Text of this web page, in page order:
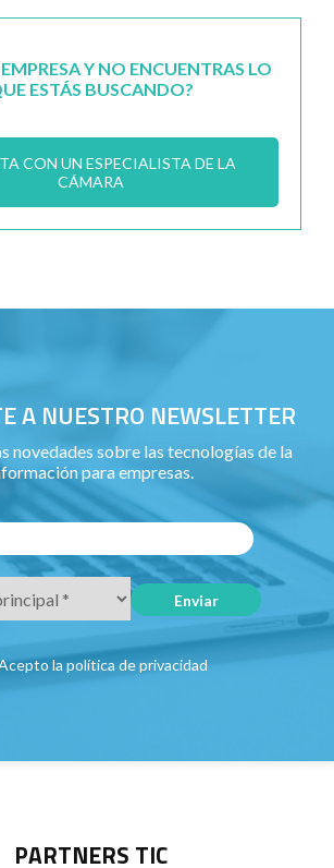
EMPRESA Y NO ENCUENTRAS LO
ESTÁS BUSCANDO?
CON UN ESPECIALISTA DE LA
CÁMARA
A NUESTRO NEWSLETTER
novedades sobre las tecnologías de la
para empresas.
la política de privacidad
PARTNERS TIC